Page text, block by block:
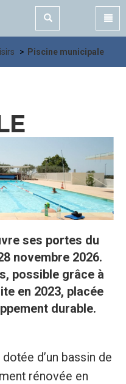
Piscine municipale
ses portes du
novembre 2026.
possible grâce à
en 2023, placée
durable.
d’un bassin de
rénovée en